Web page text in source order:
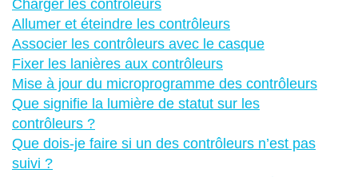
Charger les contrôleurs
Allumer et éteindre les contrôleurs
Associer les contrôleurs avec le casque
Fixer les lanières aux contrôleurs
Mise à jour du microprogramme des contrôleurs
Que signifie la lumière de statut sur les
contrôleurs ?
Que dois-je faire si un des contrôleurs n’est pas
suivi ?